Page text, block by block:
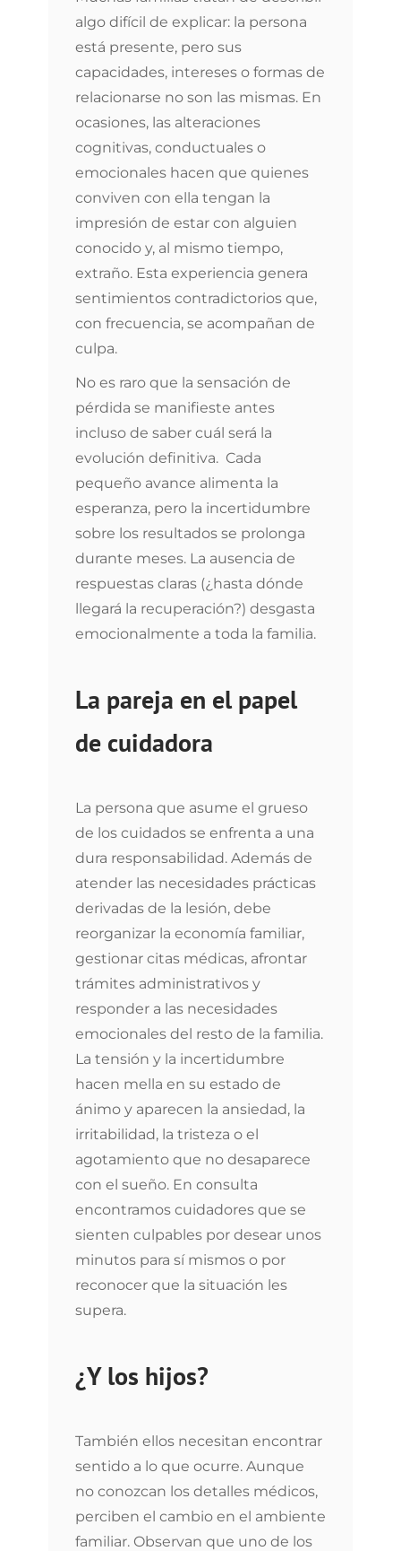
algo difícil de explicar: la persona
está presente, pero sus
capacidades, intereses o formas de
relacionarse no son las mismas. En
ocasiones, las alteraciones
cognitivas, conductuales o
emocionales hacen que quienes
conviven con ella tengan la
impresión de estar con alguien
conocido y, al mismo tiempo,
extraño. Esta experiencia genera
sentimientos contradictorios que,
con frecuencia, se acompañan de
culpa.
No es raro que la sensación de
pérdida se manifieste antes
incluso de saber cuál será la
evolución definitiva. Cada
pequeño avance alimenta la
esperanza, pero la incertidumbre
sobre los resultados se prolonga
durante meses. La ausencia de
respuestas claras (¿hasta dónde
llegará la recuperación?) desgasta
emocionalmente a toda la familia.
La pareja en el papel
de cuidadora
La persona que asume el grueso
de los cuidados se enfrenta a una
dura responsabilidad. Además de
atender las necesidades prácticas
derivadas de la lesión, debe
reorganizar la economía familiar,
gestionar citas médicas, afrontar
trámites administrativos y
responder a las necesidades
emocionales del resto de la familia.
La tensión y la incertidumbre
hacen mella en su estado de
ánimo y aparecen la ansiedad, la
irritabilidad, la tristeza o el
agotamiento que no desaparece
con el sueño. En consulta
encontramos cuidadores que se
sienten culpables por desear unos
minutos para sí mismos o por
reconocer que la situación les
supera.
¿Y los hijos?
También ellos necesitan encontrar
sentido a lo que ocurre. Aunque
no conozcan los detalles médicos,
perciben el cambio en el ambiente
familiar. Observan que uno de los